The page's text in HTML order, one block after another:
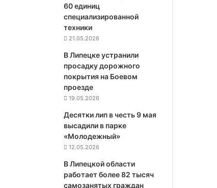
60 единиц
специализированной
техники
21.05.2026
В Липецке устранили
просадку дорожного
покрытия на Боевом
проезде
19.05.2026
Десятки лип в честь 9 мая
высадили в парке
«Молодежный»
12.05.2026
В Липецкой области
работает более 82 тысяч
самозанятых граждан